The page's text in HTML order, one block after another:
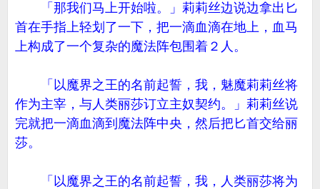
「那我们马上开始啦。」莉莉丝边说边拿出匕
首在手指上轻划了一下，把一滴血滴在地上，血马
上构成了一个复杂的魔法阵包围着２人。
「以魔界之王的名前起誓，我，魅魔莉莉丝将
作为主宰，与人类丽莎订立主奴契约。」莉莉丝说
完就把一滴血滴到魔法阵中央，然后把匕首交给丽
莎。
「以魔界之王的名前起誓，我，人类丽莎将为